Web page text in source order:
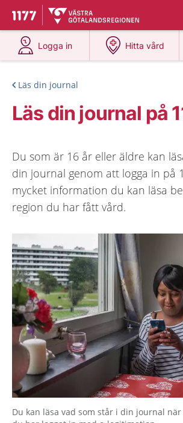
Till startsidan för 1177
Du har valt region
Logga in
på 1177.se
Hitta vård
på 1177.se
Läs din journal
Läs din journal på
Du som är 16 år eller äldre kan
din journal genom att logga in på
mycket information du kan läsa
region du har fått vård.
Du kan läsa vad som står i din journal när